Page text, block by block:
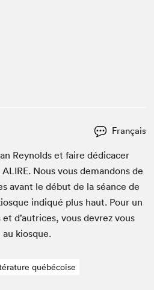
Français
Reynolds et faire dédi­cac­er
ALIRE. Nous vous deman­dons de
avant le début de la séance de
indiqué plus haut. Pour un
d’autrices, vous devrez vous
kiosque.
québécoise